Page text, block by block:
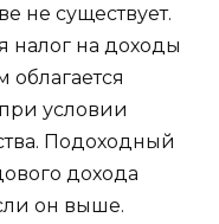
не существует.
на доходы
облагается
условии
Подоходный
дохода
он выше.